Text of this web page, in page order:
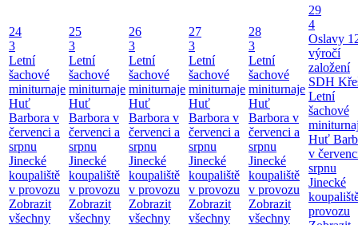
24
3
Letní
šachové
miniturnaje
Huť
Barbora v
červenci a
srpnu
Jinecké
koupaliště
v provozu
Zobrazit
všechny
25
3
Letní
šachové
miniturnaje
Huť
Barbora v
červenci a
srpnu
Jinecké
koupaliště
v provozu
Zobrazit
všechny
26
3
Letní
šachové
miniturnaje
Huť
Barbora v
červenci a
srpnu
Jinecké
koupaliště
v provozu
Zobrazit
všechny
27
3
Letní
šachové
miniturnaje
Huť
Barbora v
červenci a
srpnu
Jinecké
koupaliště
v provozu
Zobrazit
všechny
28
3
Letní
šachové
miniturnaje
Huť
Barbora v
červenci a
srpnu
Jinecké
koupaliště
v provozu
Zobrazit
všechny
29
4
Oslavy
výročí
založení
SDH
Letní
šachové
Huť
v
srpnu
Jinecké
provozu